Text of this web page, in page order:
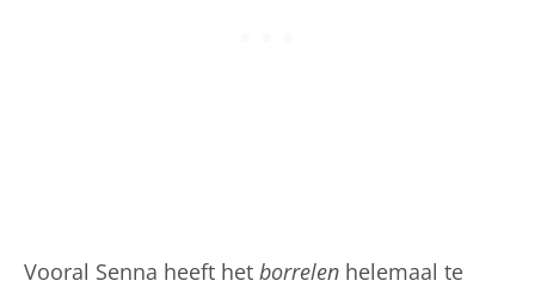
Vooral Senna heeft het borrelen helemaal te